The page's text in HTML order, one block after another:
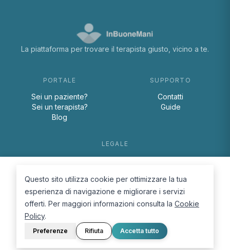
La piattaforma per trovare il terapista giusto, vicino a te.
PORTALE
Sei un paziente?
Sei un terapista?
Blog
SUPPORTO
Contatti
Guide
LEGALE
Cookie Policy
© 2026 D.Lab S.r.l. — InBuoneMani
Questo sito utilizza cookie per ottimizzare la tua
esperienza di navigazione e migliorare i servizi
offerti. Per maggiori informazioni consulta la Cookie
Policy.
Preferenze Rifiuta Accetta tutto